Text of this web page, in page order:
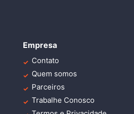
Empresa
Contato
Quem somos
Parceiros
Trabalhe Conosco